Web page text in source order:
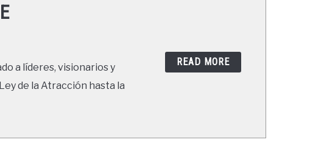
a líderes, visionarios y
de la Atracción hasta la
READ MORE